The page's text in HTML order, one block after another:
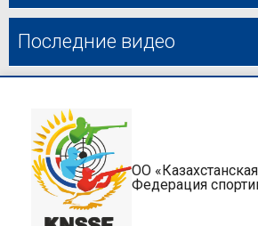
Последние видео
ОО
Федерация